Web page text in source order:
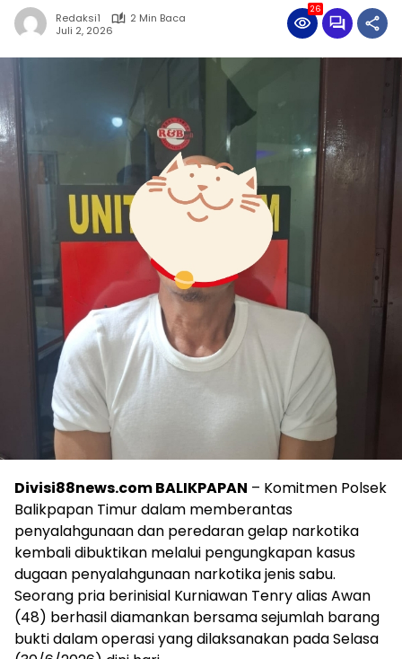
Redaksi1
2 Min Baca
Juli 2, 2026
26
Divisi88news.com BALIKPAPAN – Komitmen Polsek
Balikpapan Timur dalam memberantas
penyalahgunaan dan peredaran gelap narkotika
kembali dibuktikan melalui pengungkapan kasus
dugaan penyalahgunaan narkotika jenis sabu.
Seorang pria berinisial Kurniawan Tenry alias Awan
(48) berhasil diamankan bersama sejumlah barang
bukti dalam operasi yang dilaksanakan pada Selasa